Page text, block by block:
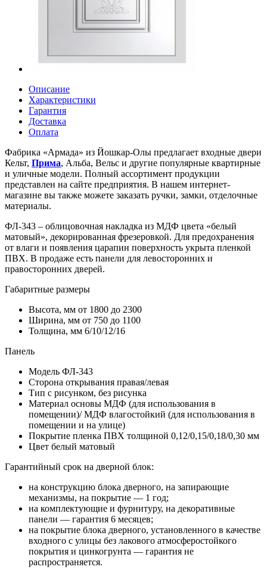
Описание
Характеристики
Гарантия
Доставка
Оплата
Фабрика «Армада» из Йошкар-Олы предлагает входные двери
Кельт, Прима, Альба, Вельс и другие популярные квартирные
и уличные модели. Полный ассортимент продукции
представлен на сайте предприятия. В нашем интернет-
магазине вы также можете заказать ручки, замки, отделочные
материалы.
ФЛ-343 – облицовочная накладка из МДФ цвета «белый
матовый», декорированная фрезеровкой. Для предохранения
от влаги и появления царапин поверхность укрыта пленкой
ПВХ. В продаже есть панели для левосторонних и
правосторонних дверей.
Габаритные размеры
Высота, мм от 1800 до 2300
Ширина, мм от 750 до 1100
Толщина, мм 6/10/12/16
Панель
Модель ФЛ-343
Сторона открывания правая/левая
Тип с рисунком, без рисунка
Материал основы МДФ (для использования в
помещении)/ МДФ влагостойкий (для использования в
помещении и на улице)
Покрытие пленка ПВХ толщиной 0,12/0,15/0,18/0,30 мм
Цвет белый матовый
Гарантийный срок на дверной блок:
на конструкцию блока дверного, на запирающие
механизмы, на покрытие — 1 год;
на комплектующие и фурнитуру, на декоративные
панели — гарантия 6 месяцев;
на покрытие блока дверного, установленного в качестве
входного с улицы без лакового атмосферостойкого
покрытия и цинкогрунта — гарантия не
распространяется.